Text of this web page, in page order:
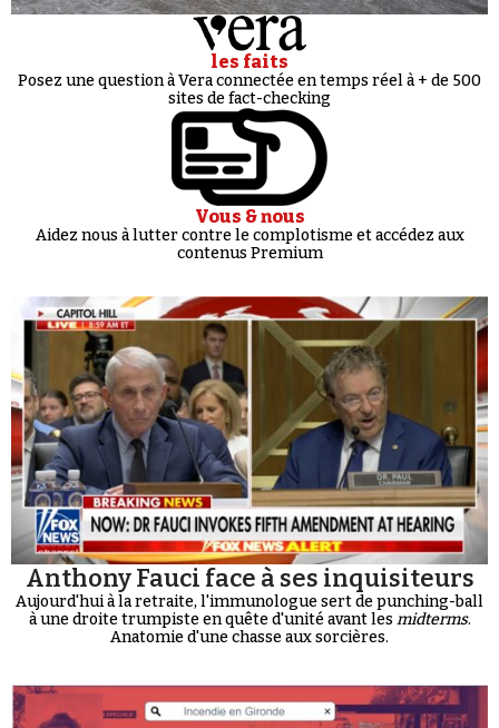
les faits
Posez une question à Vera connectée en temps réel à + de 500
sites de fact-checking
Vous & nous
Aidez nous à lutter contre le complotisme et accédez aux
contenus Premium
Anthony Fauci face à ses inquisiteurs
Aujourd'hui à la retraite, l'immunologue sert de punching-ball
à une droite trumpiste en quête d'unité avant les midterms.
Anatomie d'une chasse aux sorcières.